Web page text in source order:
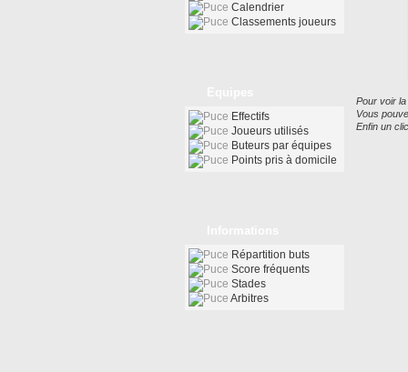
Pour voir
Vous
Enfin un
Calendrier
Classements joueurs
Effectifs
Joueurs utilisés
Buteurs par équipes
Points pris à domicile
Répartition buts
Score fréquents
Stades
Arbitres